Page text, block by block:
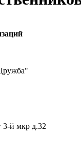
й мкр д.32